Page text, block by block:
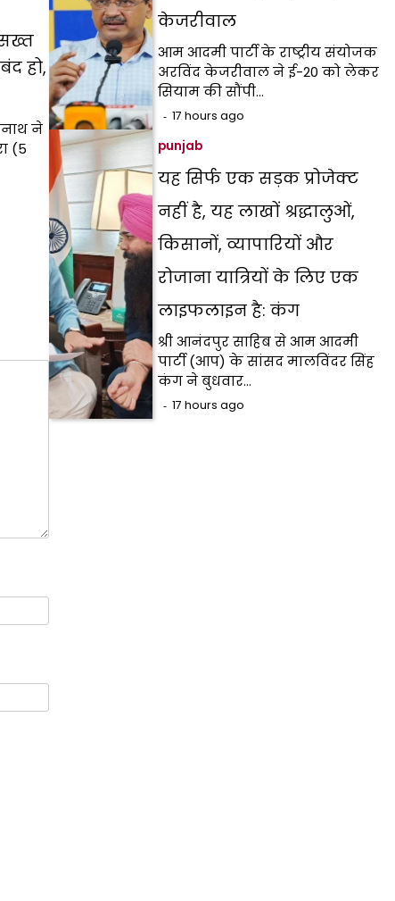
हो,
ने
(5
केजरीवाल
आम आदमी पार्टी के राष्ट्रीय संयोजक
अरविंद केजरीवाल ने ई-20 को लेकर
सियाम की सौंपी…
17 hours ago
punjab
यह सिर्फ एक सड़क प्रोजेक्ट
नहीं है, यह लाखों श्रद्धालुओं,
किसानों, व्यापारियों और
रोजाना यात्रियों के लिए एक
लाइफलाइन है: कंग
श्री आनंदपुर साहिब से आम आदमी
पार्टी (आप) के सांसद मालविंदर सिंह
कंग ने बुधवार…
17 hours ago